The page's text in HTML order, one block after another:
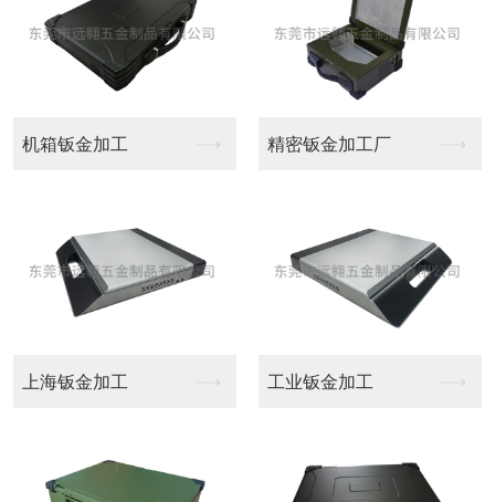
精密钣金加工厂
工业钣金加工
铝型材CNC加工
广州CNC加工中心